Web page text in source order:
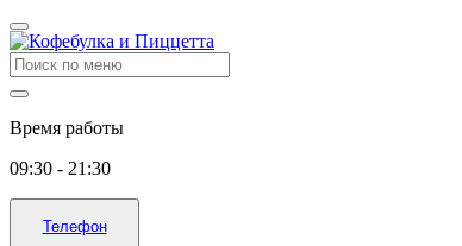
Время работы
09:30 - 21:30
Телефон